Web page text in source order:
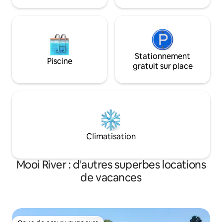
luxueuse à la campagne. Des voitures
DSTV + braai.
Piscine
Stationnement
gratuit sur place
Climatisation
Mooi River : d'autres superbes locations
de vacances